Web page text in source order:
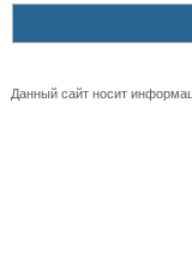
Данный сайт носит